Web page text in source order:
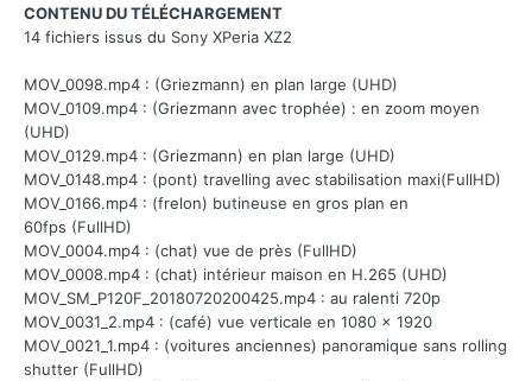
CONTENU DU TÉLÉCHARGEMENT
14 fichiers issus du Sony XPeria XZ2
MOV_0098.mp4 : (Griezmann) en plan large (UHD)
MOV_0109.mp4 : (Griezmann avec trophée) : en zoom moyen
(UHD)
MOV_0129.mp4 : (Griezmann) en plan large (UHD)
MOV_0148.mp4 : (pont) travelling avec stabilisation maxi(FullHD)
MOV_0166.mp4 : (frelon) butineuse en gros plan en
60fps (FullHD)
MOV_0004.mp4 : (chat) vue de près (FullHD)
MOV_0008.mp4 : (chat) intérieur maison en H.265 (UHD)
MOV_SM_P120F_20180720200425.mp4 : au ralenti 720p
MOV_0031_2.mp4 : (café) vue verticale en 1080 x 1920
MOV_0021_1.mp4 : (voitures anciennes) panoramique sans rolling
shutter (FullHD)